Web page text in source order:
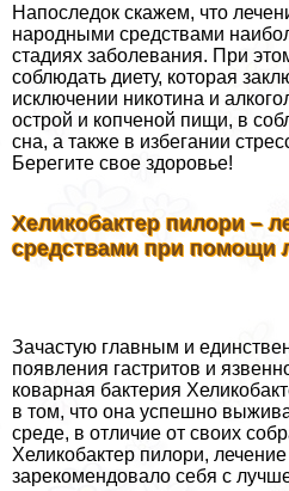
Напоследок скажем, что
народными средствами
стадиях заболевания. При
соблюдать диету, которая
исключении никотина и
острой и копченой пищи, в
сна, а также в избегании
Берегите свое здоровье!
Хеликобактер пилори –
средствами при помощи
Зачастую главным и
появления гастритов и
коварная бактерия
в том, что она успешно
среде, в отличие от своих
Хеликобактер пилори,
зарекомендовало себя с